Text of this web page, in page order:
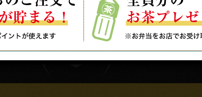
WEB注文で貯まるポイ